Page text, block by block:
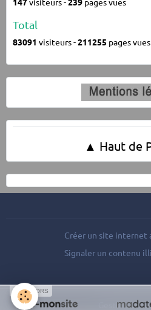
Total
83091 visiteurs -211255 pages vues
▲ Haut de
Créer un site internet
Signaler un contenu
Gestion des
SPONSORS